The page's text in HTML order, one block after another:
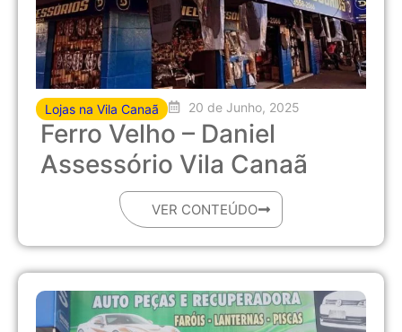
Lojas na Vila Canaã 20 de Junho, 2025
Ferro Velho – Daniel
Assessório Vila Canaã
VER CONTEÚDO